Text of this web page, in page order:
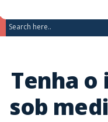
Pular
conteúdo
Tenha
sob